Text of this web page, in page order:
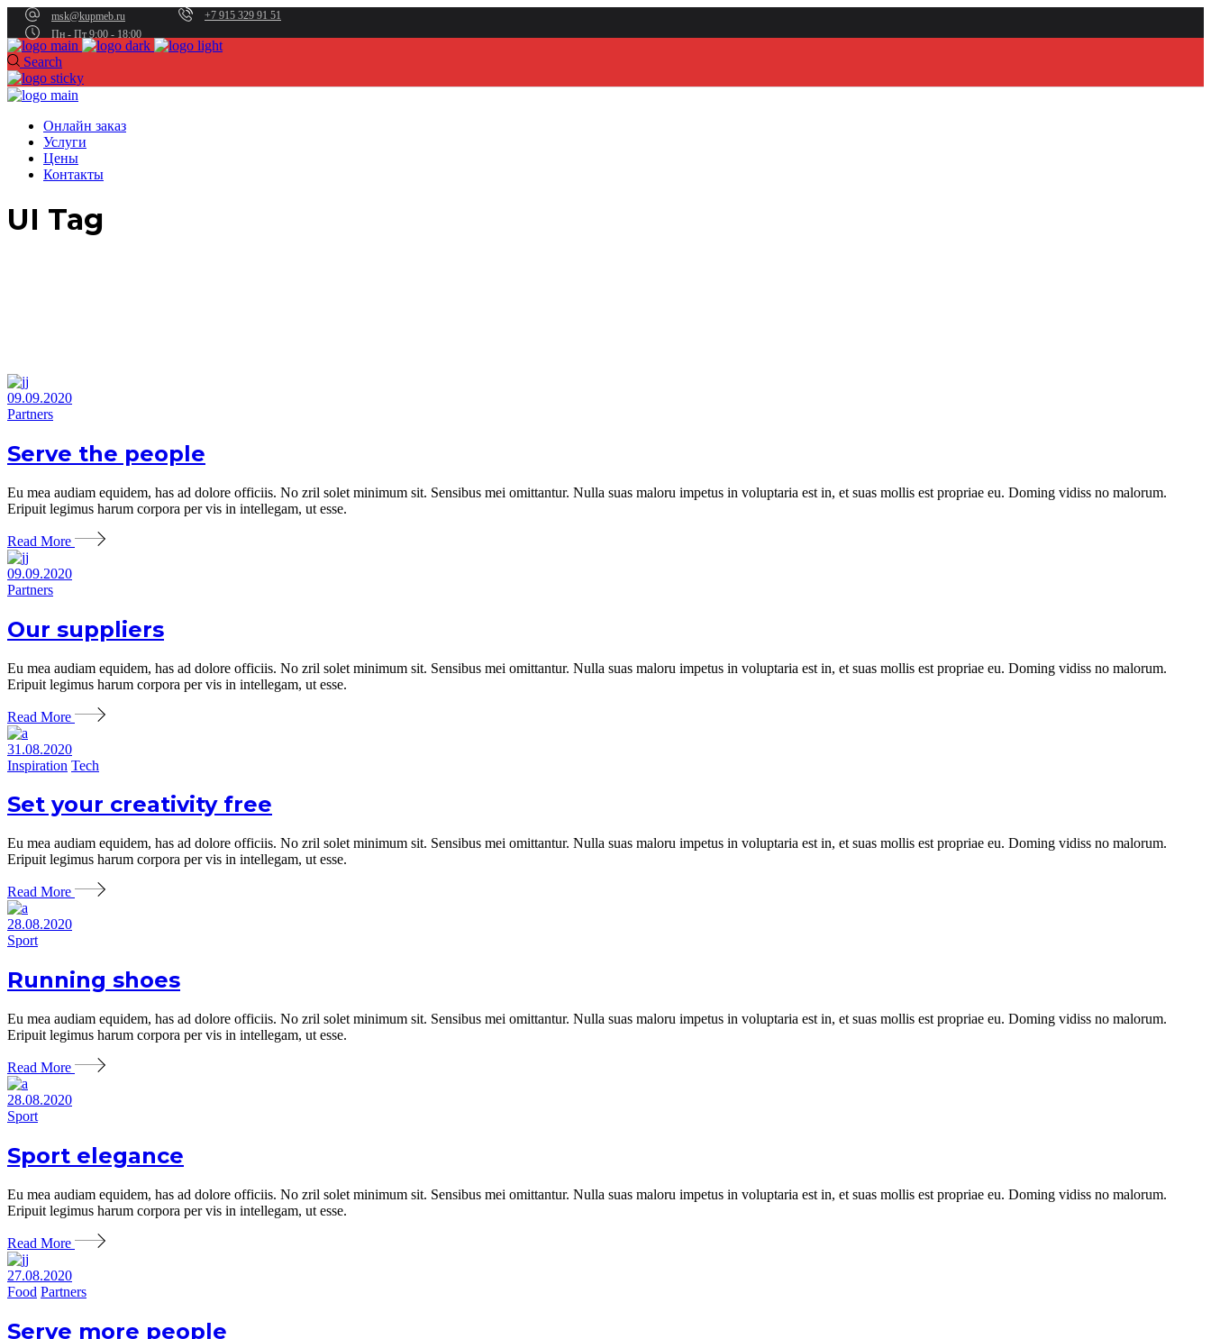
msk@kupmeb.ru
+7 915 329 91 51
Пн - Пт 9:00 - 18:00
Search
Онлайн заказ
Услуги
Цены
Контакты
UI Tag
09.09.2020
Partners
Serve the people
Eu mea audiam equidem, has ad dolore officiis. No zril solet minimum sit. Sensibus mei omittantur. Nulla suas maloru impetus in voluptaria est in, et suas mollis est propriae eu. Doming vidiss no malorum.
Eripuit legimus harum corpora per vis in intellegam, ut esse.
Read More
09.09.2020
Partners
Our suppliers
Eu mea audiam equidem, has ad dolore officiis. No zril solet minimum sit. Sensibus mei omittantur. Nulla suas maloru impetus in voluptaria est in, et suas mollis est propriae eu. Doming vidiss no malorum.
Eripuit legimus harum corpora per vis in intellegam, ut esse.
Read More
31.08.2020
Inspiration Tech
Set your creativity free
Eu mea audiam equidem, has ad dolore officiis. No zril solet minimum sit. Sensibus mei omittantur. Nulla suas maloru impetus in voluptaria est in, et suas mollis est propriae eu. Doming vidiss no malorum.
Eripuit legimus harum corpora per vis in intellegam, ut esse.
Read More
28.08.2020
Sport
Running shoes
Eu mea audiam equidem, has ad dolore officiis. No zril solet minimum sit. Sensibus mei omittantur. Nulla suas maloru impetus in voluptaria est in, et suas mollis est propriae eu. Doming vidiss no malorum.
Eripuit legimus harum corpora per vis in intellegam, ut esse.
Read More
28.08.2020
Sport
Sport elegance
Eu mea audiam equidem, has ad dolore officiis. No zril solet minimum sit. Sensibus mei omittantur. Nulla suas maloru impetus in voluptaria est in, et suas mollis est propriae eu. Doming vidiss no malorum.
Eripuit legimus harum corpora per vis in intellegam, ut esse.
Read More
27.08.2020
Food Partners
Serve more people